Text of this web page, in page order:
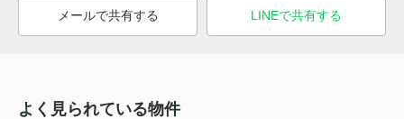
メールで共有する LINEで共有する
よく見られている物件